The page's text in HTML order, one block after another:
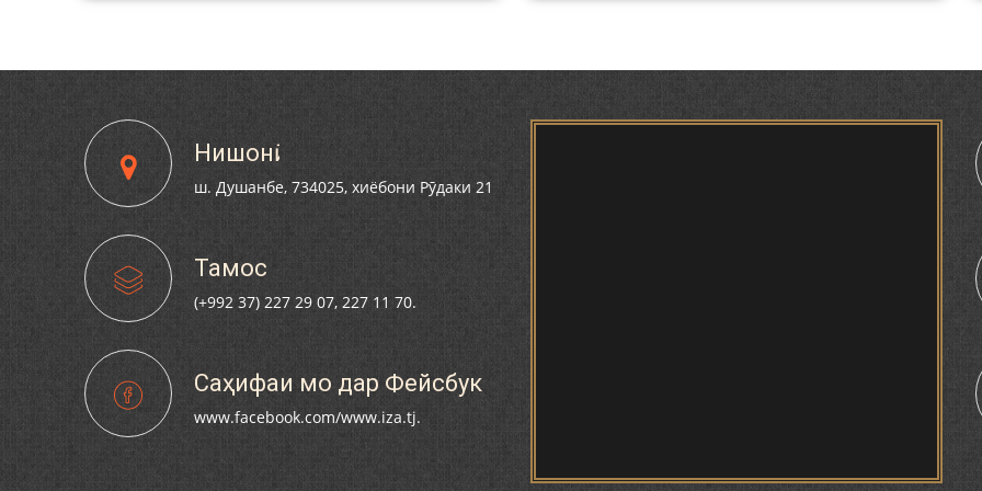
ЗАБОНҲОИ ШАРҚИИ ЭРОНӢ) МИРЗОЕВ
САЙФИДДИН ҶАБОРОВИЧ.
ШИНОХТ ДАР ЗАМИНАИ ЭЪТИҚОД ВА
ПРЕДПОСЫЛКИ СТАНОВЛЕНИЯ
Нишонӣ
ш. Душанбе, 734025, хиёбони Рӯдаки 21
Тамос
(+992 37) 227 29 07, 227 11 70.
Саҳифаи мо дар Фейсбук
www.facebook.com/www.iza.tj.